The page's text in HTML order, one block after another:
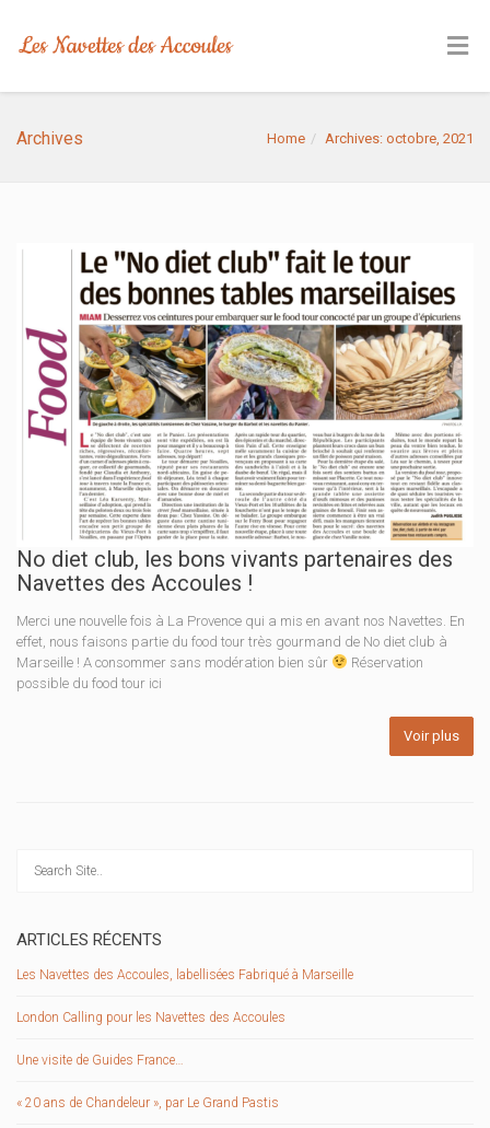
Archives Home Archives: octobre, 2021
No diet club, les bons vivants partenaires des
Navettes des Accoules !
Merci une nouvelle fois à La Provence qui a mis en avant nos Navettes. En
effet, nous faisons partie du food tour très gourmand de No diet club à
Marseille ! A consommer sans modération bien sûr
Réservation
possible du food tour ici
Voir plus
ARTICLES RÉCENTS
Les Navettes des Accoules, labellisées Fabriqué à Marseille
London Calling pour les Navettes des Accoules
Une visite de Guides France…
« 20 ans de Chandeleur », par Le Grand Pastis